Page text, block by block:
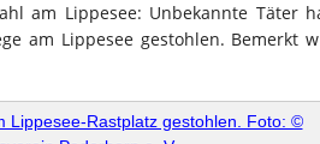
am Lippesee: Unbekannte Täter
am Lippesee gestohlen. Bemerkt